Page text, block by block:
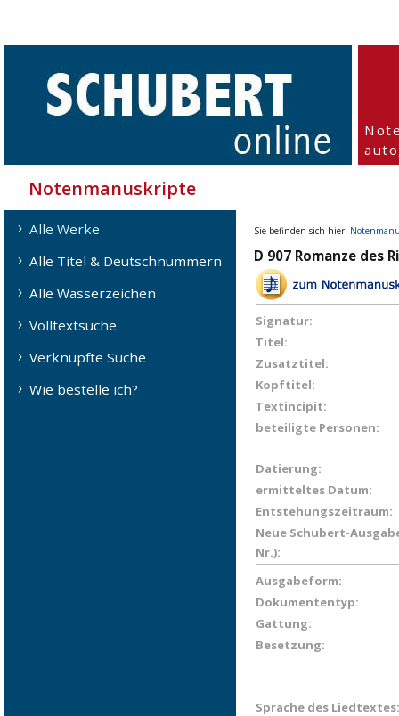
Notenmanuskripte
Alle Werke
Alle Titel & Deutschnummern
Alle Wasserzeichen
Volltextsuche
Verknüpfte Suche
Wie bestelle ich?
Sie befinden sich hier:
D 907 Romanze des
Signatur:
Titel:
Zusatztitel:
Kopftitel:
Textincipit:
beteiligte Personen:
Datierung:
ermitteltes Datum:
Entstehungszeitraum:
Neue Schubert-
Nr.):
Ausgabeform:
Dokumententyp:
Gattung:
Besetzung:
Sprache des Liedtextes: